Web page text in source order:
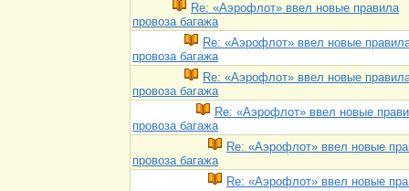
Re: «Аэрофлот» ввел новые правила
провоза багажа
Re: «Аэрофлот» ввел новые
провоза багажа
Re: «Аэрофлот» ввел новые
провоза багажа
Re: «Аэрофлот» ввел новые
провоза багажа
Re: «Аэрофлот» ввел новые
провоза багажа
Re: «Аэрофлот» ввел новые